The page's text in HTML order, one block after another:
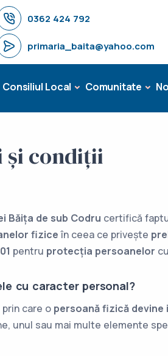
0362 424 792
primaria_baita@yahoo.com
Consiliul Local Comunitate
și condiții
Băița de sub Codru certifică
fiziceîn ceea ce privește
pentru protecția persoanelor
cu caracter personal?
prin care o persoană fizică
unul sau mai multe elemente